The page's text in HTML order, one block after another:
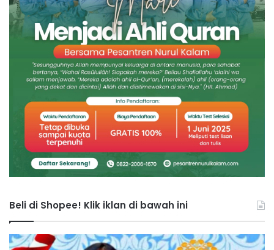
Beli di Shopee! Klik iklan di bawah ini